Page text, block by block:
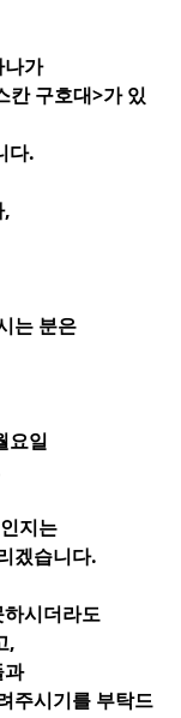
나가
칸 구호대>가 있
다.
,
는 분은
요일
지는
겠습니다.
시더라도
,
과
주시기를 부탁드